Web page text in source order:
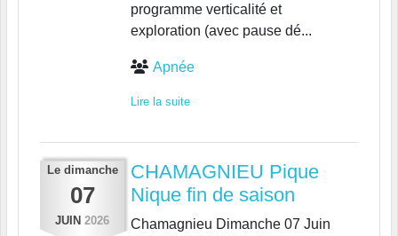
programme verticalité et
exploration (avec pause dé...
Apnée
Lire la suite
Le dimanche
07
JUIN 2026
CHAMAGNIEU Pique
Nique fin de saison
Chamagnieu Dimanche 07 Juin